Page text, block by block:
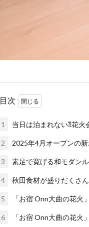
目次
1 当日は泊まれない⁈花火
2 2025年4月オープンの
3 素足で寛げる和モダン
4 秋田食材が盛りだくさ
5 「お宿 Onn大曲の花火
6 「お宿 Onn大曲の花火